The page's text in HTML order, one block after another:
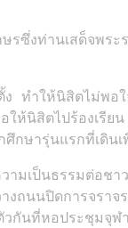
รซึ่งท่านเสด็จพ
ทำให้นิสิตไม่พ
นิสิตไปร้องเรีย
ษารุ่นแรกที่เดินเ
มเป็นธรรมต่อชา
ถนนปิดการจรา
กันที่หอประชุมจุฬ